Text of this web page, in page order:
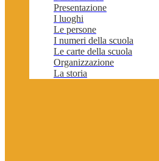
Presentazione
I luoghi
Le persone
I numeri della scuola
Le carte della scuola
Organizzazione
La storia